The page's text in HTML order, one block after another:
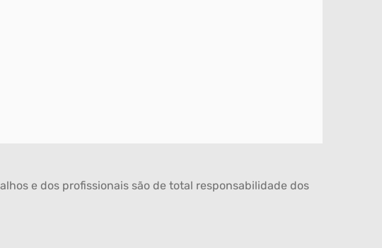
e dos profissionais são de total responsabilidade dos